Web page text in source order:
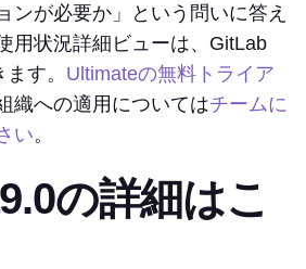
ンが必要か」という問いに答え
用状況詳細ビューは、GitLab
す。 Ultimateの無料トライア
織への適用についてはチームに
い。
の詳細はこ